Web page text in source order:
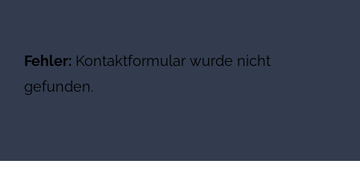
Fehler: Kontaktformular wurde nicht
gefunden.